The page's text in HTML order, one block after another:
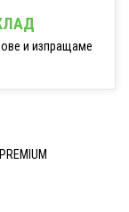
и изпращаме